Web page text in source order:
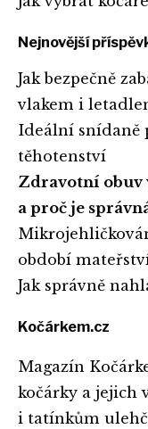
Nejnovější
Jak bezpečně
vlakem i
Ideální snídaně
těhotenství
Zdravotní obuv
a proč je
období
Jak správně
Kočárkem.cz
Magazín
kočárky a jejich
i tatínkům